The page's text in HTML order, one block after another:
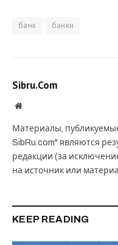
банк банки
Sibru.Com
Website
Материалы,
SibRu.com" являются
редакции (за
на источник или
KEEP READING